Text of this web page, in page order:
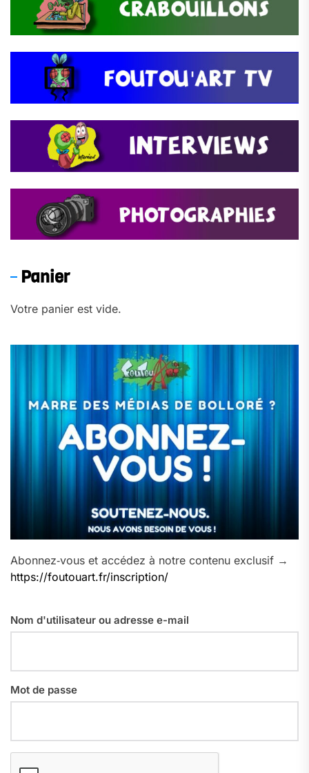
Panier
Votre panier est vide.
Abonnez‑vous et accédez à notre contenu exclusif →
https://foutouart.fr/inscription/
Nom d'utilisateur ou adresse e-mail
Mot de passe